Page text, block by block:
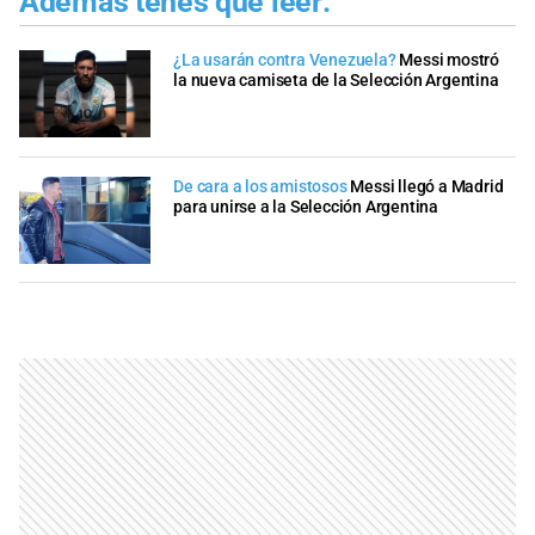
¿La usarán contra Venezuela? Messi mostró
la nueva camiseta de la Selección Argentina
De cara a los amistosos Messi llegó a Madrid
para unirse a la Selección Argentina